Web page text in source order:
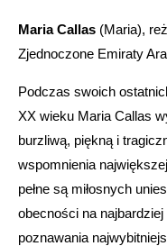
Maria Callas (Maria),
Zjednoczone Emiraty
Podczas swoich
XX wieku Maria Callas
burzliwą, piękną i
wspomnienia
pełne są miłosnych
obecności na
poznawania